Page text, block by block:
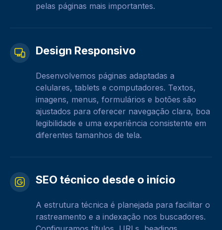
pelas páginas mais importantes.
Design Responsivo
Desenvolvemos páginas adaptadas a
celulares, tablets e computadores. Textos,
imagens, menus, formulários e botões são
ajustados para oferecer navegação clara, boa
legibilidade e uma experiência consistente em
diferentes tamanhos de tela.
SEO técnico desde o início
A estrutura técnica é planejada para facilitar o
rastreamento e a indexação nos buscadores.